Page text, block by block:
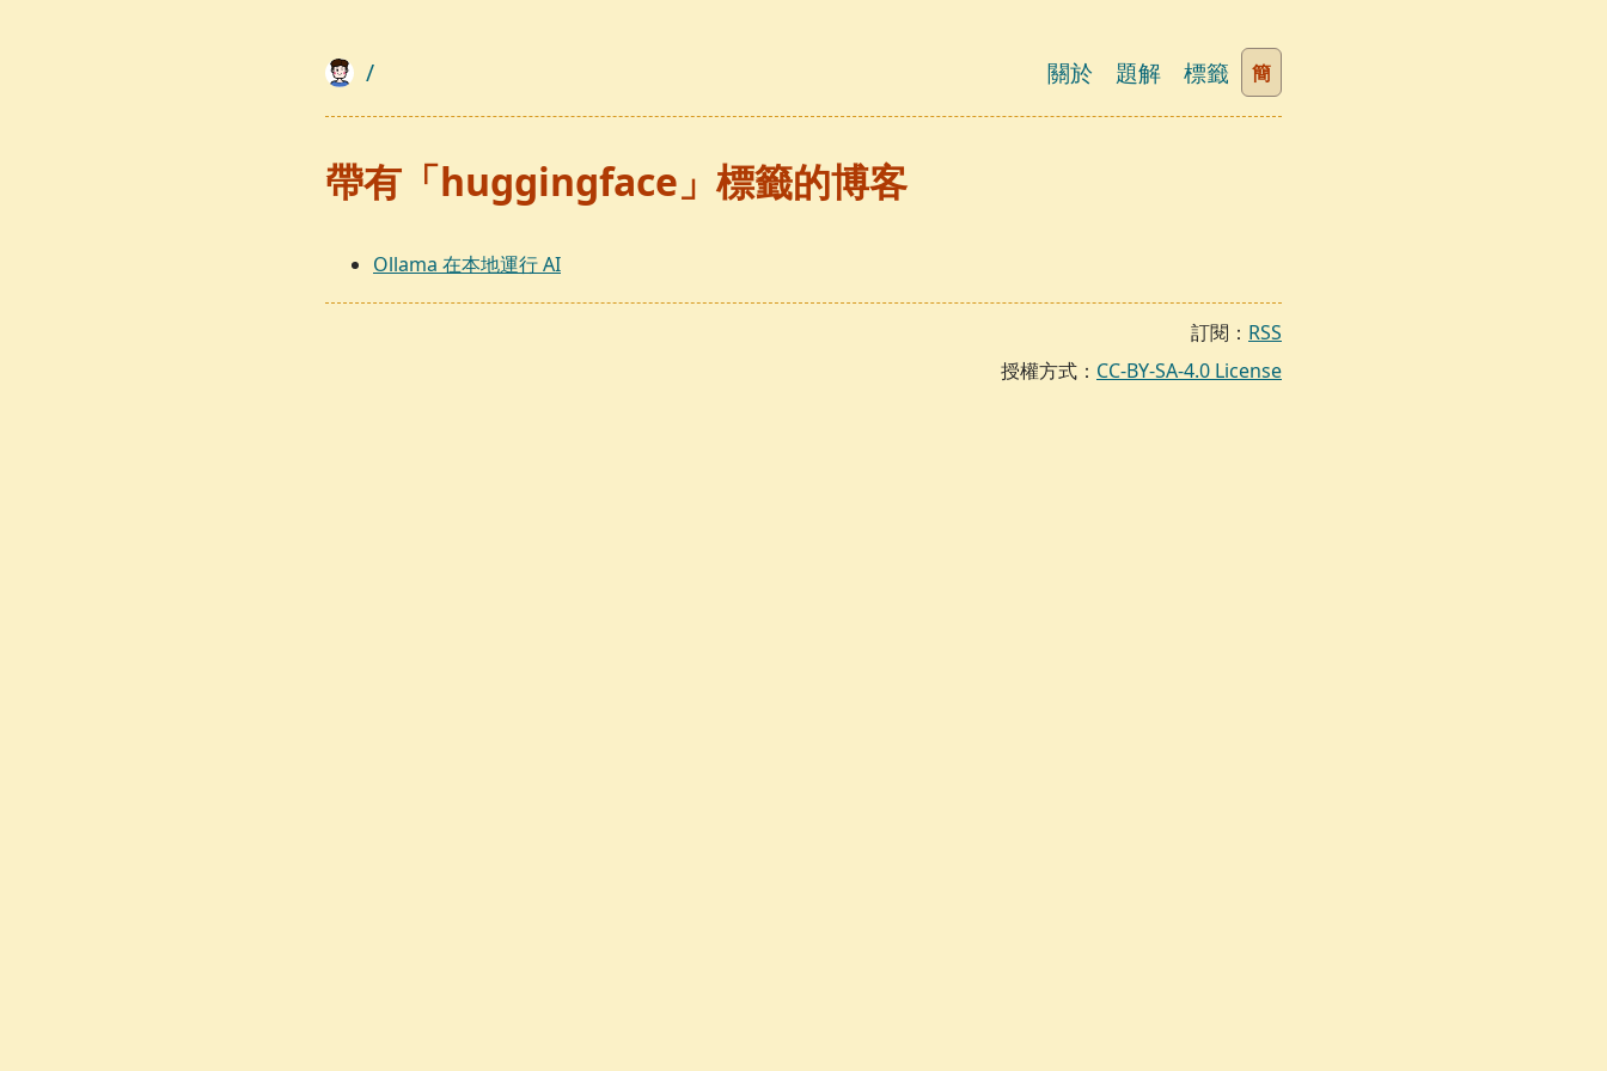
/ 關於 題解 標籤 簡
帶有「huggingface」標籤的博客
Ollama 在本地運行 AI
訂閱： RSS
授權方式： CC-BY-SA-4.0 License